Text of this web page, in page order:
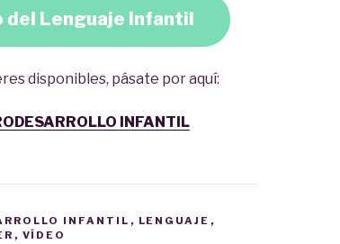
del Lenguaje Infantil
disponibles, pásate por aquí:
INFANTIL
INFANTIL , LENGUAJE ,
, VÍDEO